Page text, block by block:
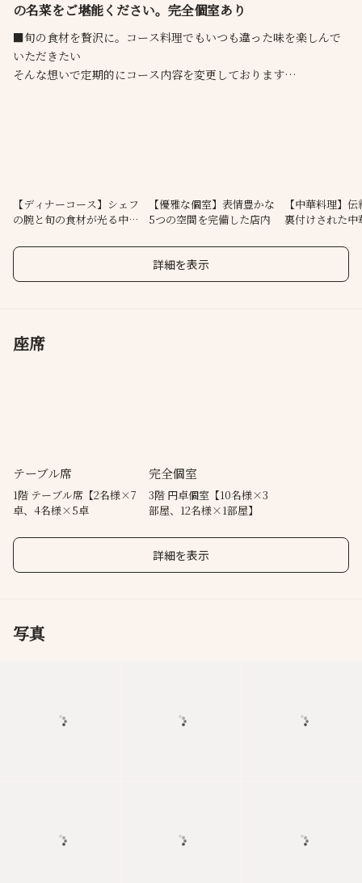
の名菜をご堪能ください。完全個室あり
■旬の食材を贅沢に。コース料理でもいつも違った味を楽しんで
いただきたい
そんな想いで定期的にコース内容を変更しております
円卓個室の3階、メインダイニングの5階、6階VIPルーム
8月14日～16日終日休業いたします。
【ディナーコース】シェフ
の腕と旬の食材が光る中華
【優雅な個室】表情豊かな
5つの空間を完備した店内
【中華料理】
裏付けされた中
詳細を表示
座席
テーブル席
1階 テーブル席【2名様×7
卓、4名様×5卓
完全個室
3階 円卓個室【10名様×3
部屋、12名様×1部屋】
詳細を表示
写真